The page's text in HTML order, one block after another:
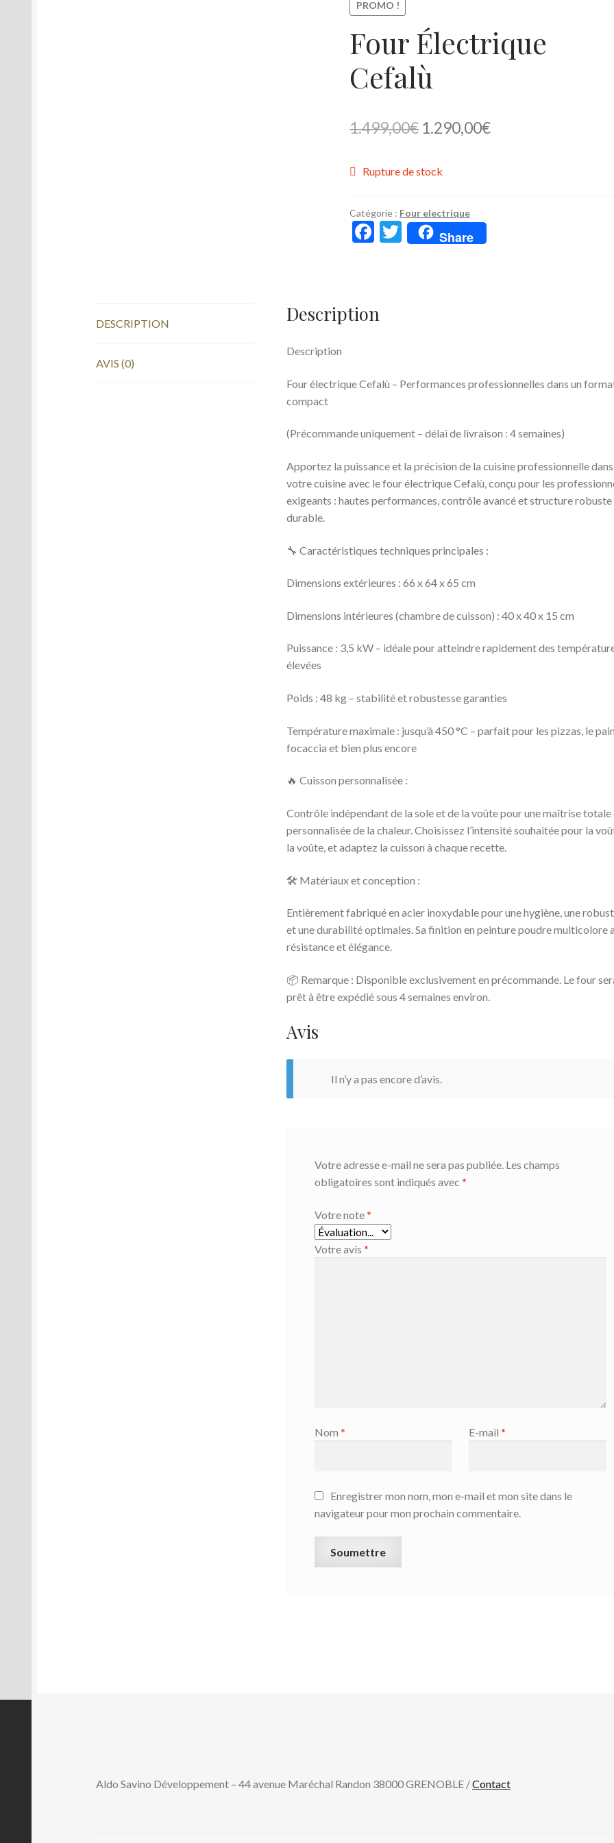
PROMO !
Four Électrique
Cefalù
1.499,00€ Le
initial
1.499,00€.
1.290,00€Le
Rupture de stock
Catégorie : Four electrique
F
o
T
Share
DESCRIPTION
AVIS (0)
Description
Description
Four électrique Cefalù – Performances professionnelles dans un
compact
(Précommande uniquement – délai de livraison : 4 semaines)
Apportez la puissance et la précision de la cuisine professionnelle dans
votre cuisine avec le four électrique Cefalù, conçu pour les
exigeants : hautes performances, contrôle avancé et structure robuste
durable.
🔧 Caractéristiques techniques principales :
Dimensions extérieures : 66 x 64 x 65 cm
Dimensions intérieures (chambre de cuisson) : 40 x 40 x 15 cm
Puissance : 3,5 kW – idéale pour atteindre rapidement des
élevées
Poids : 48 kg – stabilité et robustesse garanties
Température maximale : jusqu’à 450 °C – parfait pour les pizzas, le
focaccia et bien plus encore
🔥 Cuisson personnalisée :
Contrôle indépendant de la sole et de la voûte pour une maîtrise totale
personnalisée de la chaleur. Choisissez l’intensité souhaitée pour la
la voûte, et adaptez la cuisson à chaque recette.
🛠️ Matériaux et conception :
Entièrement fabriqué en acier inoxydable pour une hygiène, une
et une durabilité optimales. Sa finition en peinture poudre multicolore
résistance et élégance.
📦 Remarque : Disponible exclusivement en précommande. Le four
prêt à être expédié sous 4 semaines environ.
Avis
Il n’y a pas encore d’avis.
Votre adresse e-mail ne sera pas publiée. Les champs
obligatoires sont indiqués avec*
Votre note*
Votre avis*
Nom* E-mail*
Enregistrer mon nom, mon e-mail et mon site dans le
navigateur pour mon prochain commentaire.
Aldo Savino Développement – 44 avenue Maréchal Randon 38000 GRENOBLE /Contact